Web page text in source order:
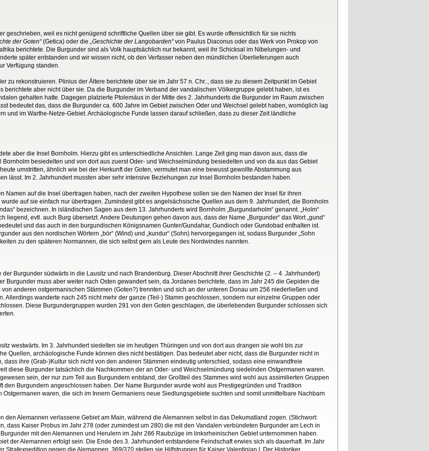
geschrieben, weil es nicht genügend schriftliche Quellen über sie gibt. Es wurde offensichtlich für sie nichts
der Goten“(Getica) oder die „Geschichte der Langobarden“von Paulus Diaconus oder das Werk von Prokop von
berichtete. Die Burgunder sind als Volk hauptsächlich nur bekannt, weil ihr Schicksal im Nibelungen- und
später entstanden und wir wissen nicht, ob den Verfasser neben den mündlichen Überlieferungen auch
Verfügung standen.
zu rekonstruieren. Plinius der Ältere berichtete über sie im Jahr 57 n. Chr.., dass sie zu diesem Zeitpunkt im Gebiet
berichtete aber nicht über sie. Da die Burgunder im Verband der vandalischen Völkergruppe gelebt haben, ist es
gehalten hatte. Dagegen platzierte Ptolemäus in der Mitte des 2. Jahrhunderts die Burgunder im Raum zwischen
bedeutet das, dass die Burgunder ca. 600 Jahre im Gebiet zwischen Oder und Weichsel gelebt haben, womöglich lag
und im Warthe-Netze-Gebiet. Archäologische Funde lassen darauf schließen, dass zu dieser Zeit ländliche
aber die Insel Bornholm. Hierzu gibt es unterschiedliche Ansichten. Lange Zeit ging man davon aus, dass die
besiedelten und von dort aus zuerst Oder- und Weichselmündung besiedelten und von da aus das Gebiet
umstritten, ähnlich wie bei der Herkunft der Goten, vermutet man eine bewusst gewollte Abstammung aus
lässt. Im 2. Jahrhundert mussten aber sehr intensive Beziehungen zur Insel Bornholm bestanden haben.
Namen auf die Insel übertragen haben, nach der zweiten Hypothese sollen sie den Namen der Insel für ihren
auf sie einfach nur übertragen. Zumindest gibt es angelsächsische Quellen aus dem 9. Jahrhundert, die Bornholm
bezeichnen. In isländischen Sagen aus dem 13. Jahrhunderts wird Bornholm „Burgundarholm“ genannt. „Holm“
liegend, evtl. auch Burg übersetzt. Andere Deutungen gehen davon aus, dass der Name „Burgunder“ das Wort „gund“
und das auch in den burgundischen Königsnamen Gunter/Gundahar, Gundioch oder Gundobad enthalten ist.
aus den nordischen Wörtern „bör“ (Wind) und „kundur“ (Sohn) hervorgegangen ist, sodass Burgunder „Sohn
zu den späteren Normannen, die sich selbst gern als Leute des Nordwindes nannten.
Burgunder südwärts in die Lausitz und nach Brandenburg. Dieser Abschnitt ihrer Geschichte (2. – 4. Jahrhundert)
Burgunder muss aber weiter nach Osten gewandert sein, da Jordanes berichtete, dass im Jahr 245 die Gepiden die
anderen ostgermanischen Stämmen (Goten?) trennten und sich an der unteren Donau um 256 niederließen und
Allerdings wanderte nach 245 nicht mehr der ganze (Teil-) Stamm geschlossen, sondern nur einzelne Gruppen oder
Diese Burgundergruppen wurden 291 von den Goten geschlagen, die überlebenden Burgunder schlossen sich
westwärts. Im 3. Jahrhundert siedelten sie im heutigen Thüringen und von dort aus drangen sie wohl bis zur
Quellen, archäologische Funde können dies nicht bestätigen. Das bedeutet aber nicht, dass die Burgunder nicht in
ihre (Grab-)Kultur sich nicht von den anderen Stämmen eindeutig unterschied, sodass eine einwandfreie
diese Burgunder tatsächlich die Nachkommen der an Oder- und Weichselmündung siedelnden Ostgermanen waren.
sein, der nur zum Teil aus Burgundern entstand, der Großteil des Stammes wird wohl aus assimilierten Gruppen
den Burgundern angeschlossen haben. Der Name Burgunder wurde wohl aus Prestigegründen und Tradition
waren, die sich im Innern Germaniens neue Siedlungsgebiete suchten und somit unmittelbare Nachbarn
den Alemannen verlassene Gebiet am Main, während die Alemannen selbst in das Dekumatland zogen. (Stichwort:
dass Kaiser Probus im Jahr 278 (oder zumindest um 280) die mit den Vandalen verbündeten Burgunder am Lech in
mit den Alemannen und Herulern im Jahr 286 Raubzüge im linksrheinischen Gebiet unternommen haben.
der Alemannen erfolgt sein. Die Ende des 3. Jahrhundert entstandene Feindschaft erwies sich als dauerhaft. Im Jahr